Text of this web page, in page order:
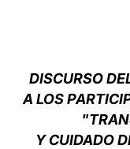
DISCURSO
A LOS
Y CUIDADO